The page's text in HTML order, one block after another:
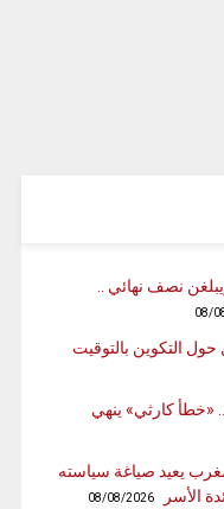
نصف نهائي ..
08/
التكوين بالتوقيت
«خطأ كارثي» ينهي
يعيد صياغة سياسته
08/08/2026